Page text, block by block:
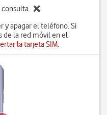
consulta
y apagar el teléfono. Si
de la red móvil en el
la tarjeta SIM.